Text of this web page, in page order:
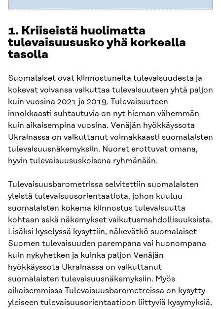
1. Kriiseistä huolimatta
tulevaisuususko yhä korkealla
tasolla
Suomalaiset ovat kiinnostuneita tulevaisuudesta ja
kokevat voivansa vaikuttaa tulevaisuuteen yhtä paljon
kuin vuosina 2021 ja 2019. Tulevaisuuteen
innokkaasti suhtautuvia on nyt hieman vähemmän
kuin aikaisempina vuosina. Venäjän hyökkäyssota
Ukrainassa on vaikuttanut voimakkaasti suomalaisten
tulevaisuusnäkemyksiin. Nuoret erottuvat omana,
hyvin tulevaisuususkoisena ryhmänään.
Tulevaisuusbarometrissa selvitettiin suomalaisten
yleistä tulevaisuusorientaatiota, johon kuuluu
suomalaisten kokema kiinnostus tulevaisuutta
kohtaan sekä näkemykset vaikutusmahdollisuuksista.
Lisäksi kyselyssä kysyttiin, näkevätkö suomalaiset
Suomen tulevaisuuden parempana vai huonompana
kuin nykyhetken ja kuinka paljon Venäjän
hyökkäyssota Ukrainassa on vaikuttanut
suomalaisten tulevaisuusnäkemyksiin. Myös
aikaisemmissa Tulevaisuusbarometreissa on kysytty
yleiseen tulevaisuusorientaatioon liittyviä kysymyksiä,